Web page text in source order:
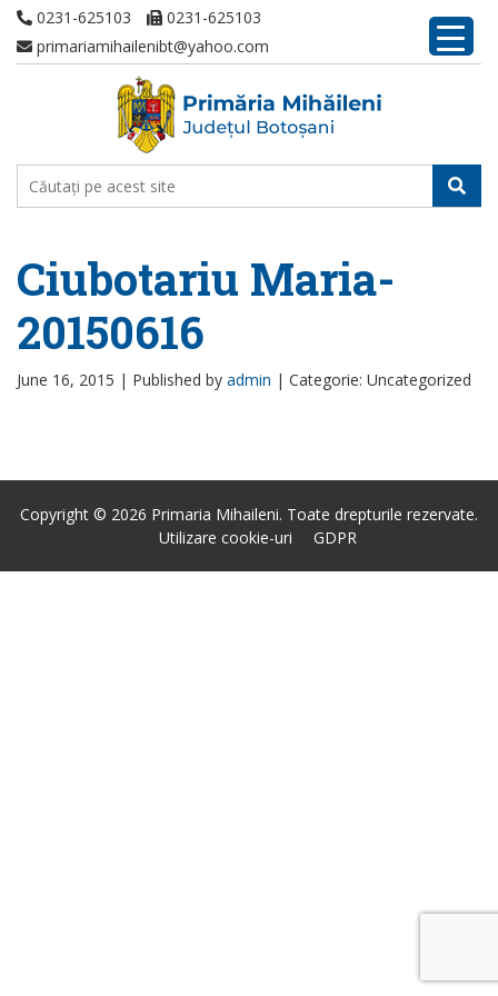
0231-625103
0231-625103
primariamihailenibt@yahoo.com
Ciubotariu Maria-
20150616
June 16, 2015 | Published by admin | Categorie: Uncategorized
Copyright © 2026 Primaria Mihaileni. Toate drepturile rezervate.
Utilizare cookie-uri
GDPR